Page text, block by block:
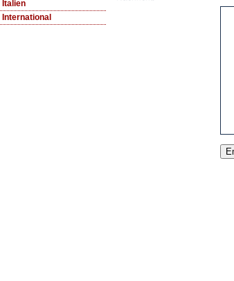
Italien
International